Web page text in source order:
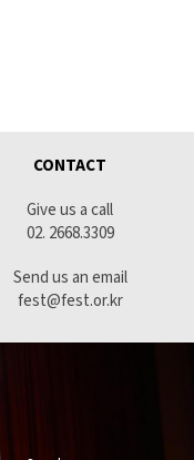
CONTACT
Give us a call
02. 2668.3309
Send us an email
fest@fest.or.kr